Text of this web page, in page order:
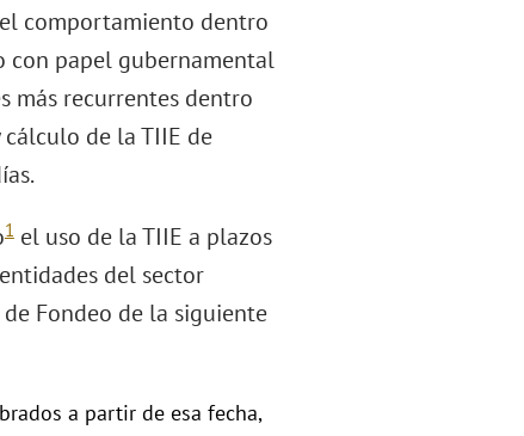
comportamiento dentro
con papel gubernamental
más recurrentes dentro
de la TIIE de
1el uso de la TIIE a plazos
del sector
Fondeo de la siguiente
a partir de esa fecha,